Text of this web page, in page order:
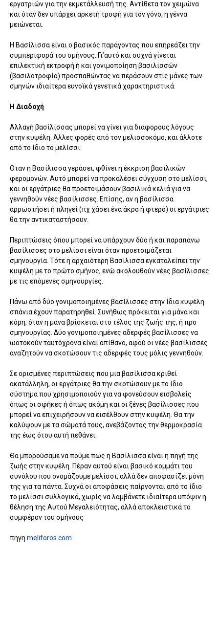
εργατριών για την εκμετάλλευσή της. Αντίθετα τον χειμώνα
και όταν δεν υπάρχει αρκετή τροφή για τον γόνο, η γέννα
μειώνεται.
Η Βασίλισσα είναι ο βασικός παράγοντας που επηρεάζει την
συμπεριφορά του σμήνους. Γι’αυτό και συχνά γίνεται
επιλεκτική εκτροφή ή και γονιμοποίηση βασιλισσών
(βασιλοτροφία) προσπαθώντας να περάσουν στις μάνες των
σμηνών ιδιαίτερα ευνοϊκά γενετικά χαρακτηριστικά.
Η Διαδοχή
Αλλαγή βασίλισσας μπορεί να γίνει για διάφορους λόγους
στην κυψέλη. Άλλες φορές από τον μελισσοκόμο, και άλλοτε
από το ίδιο το μελίσσι.
Όταν η Βασίλισσα γεράσει, φθίνει η έκκριση βασιλικών
φερομονών. Αυτό μπορεί να προκαλέσει σύγχυση στο μελίσσι,
και οι εργάτριες θα προετοιμάσουν βασιλικά κελιά για να
γεννηθούν νέες βασίλισσες. Επίσης, αν η βασίλισσα
αρρωστήσει ή πληγεί (πχ χάσει ένα άκρο ή φτερό) οι εργάτριες
θα την αντικαταστήσουν.
Περιπτώσεις όπου μπορεί να υπάρχουν δύο ή και παραπάνω
βασίλισσες στο μελίσσι είναι όταν προετοιμάζεται
σμηνουργία. Τότε η αρχαιότερη Βασίλισσα εγκαταλείπει την
κυψέλη με το πρώτο σμήνος, ενώ ακολουθούν νέες βασίλισσες
με τις επόμενες σμηνουργίες.
Πάνω από δύο γονιμοποιημένες βασίλισσες στην ίδια κυψέλη
σπάνια έχουν παρατηρηθεί. Συνήθως πρόκειται για μάνα και
κόρη, όταν η μάνα βρίσκεται στο τέλος της ζωής της, ή προ
σμηνουργίας. Δύο γονιμοποιημένες αδερφές βασίλισσες να
ωοτοκούν ταυτόχρονα είναι απίθανο, αφού οι νέες βασίλισσες
αναζητούν να σκοτώσουν τις αδερφές τους μόλις γεννηθούν.
Σε ορισμένες περιπτώσεις που μια βασίλισσα κριθεί
ακατάλληλη, οι εργάτριες θα την σκοτώσουν με το ίδιο
σύστημα που χρησιμοποιούν για να φονεύσουν εισβολείς
όπως οι σφήκες ή όπως ακόμη και οι ξένες βασίλισσες που
μπορεί να επιχειρήσουν να εισέλθουν στην κυψέλη. Θα την
καλύψουν με τα σώματά τους, ανεβάζοντας την θερμοκρασία
της έως ότου αυτή πεθάνει.
Θα μπορούσαμε να πούμε πως η Βασίλισσα είναι η πηγή της
ζωής στην κυψέλη. Πέραν αυτού είναι βασικό κομμάτι του
συνόλου που ονομάζουμε μελίσσι, αλλά δεν αποφασίζει μόνη
της για τα πάντα. Συχνά οι αποφάσεις παίρνονται από το ίδιο
το μελίσσι συλλογικά, χωρίς να λαμβάνετε ιδιαίτερα υπόψιν η
θέληση της Αυτού Μεγαλειότητας, αλλά αποκλειστικά το
συμφέρον του σμήνους
πηγη meliforos.com